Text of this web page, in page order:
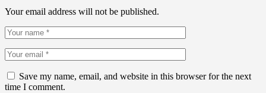
Your email address will not be published.
Save my name, email, and website in this browser for the next
time I comment.